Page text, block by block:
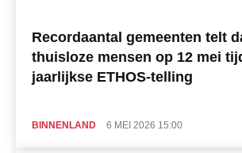
Recordaantal gemeenten telt
thuisloze mensen op 12 mei
jaarlijkse ETHOS-telling
BINNENLAND 6 MEI 2026 15:00